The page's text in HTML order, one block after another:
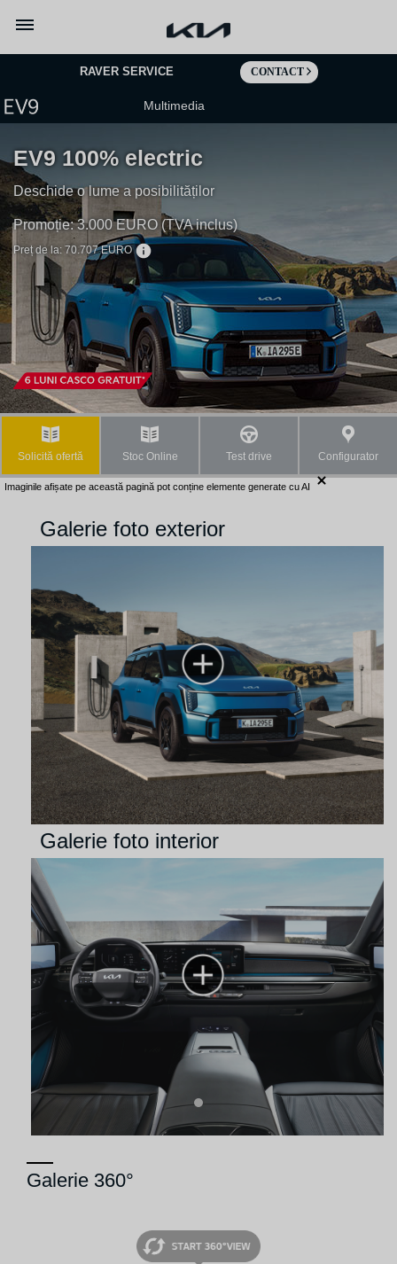
RAVER SERVICE CONTACT
Multimedia
EV9 100% electric
Deschide o lume a posibilităților
Promoție: 3.000 EURO (TVA inclus)
Preț de la: 70.707 EURO
Solicită ofertă Stoc Online Test drive Configurator
Imaginile afișate pe această pagină pot conține elemente generate cu AI
Galerie foto exterior
Galerie foto interior
Galerie 360°